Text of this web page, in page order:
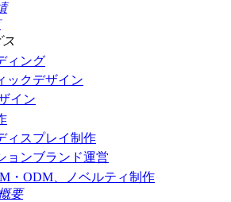
ィング
ックデザイン
イン
ィスプレイ制作
ョンブランド運営
・ODM、ノベルティ制作
要